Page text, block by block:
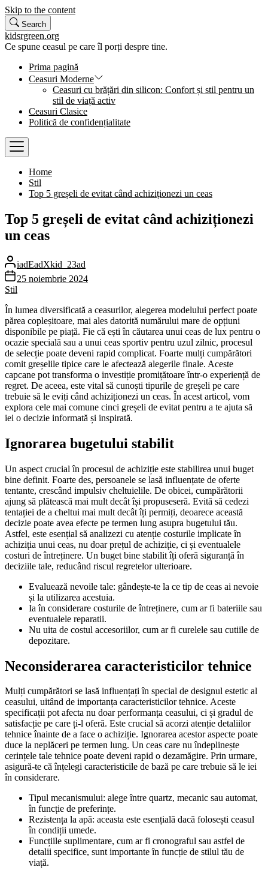
Skip to the content
Search
kidsrgreen.org
Ce spune ceasul pe care îl porți despre tine.
Prima pagină
Ceasuri Moderne
Ceasuri cu brățări din silicon: Confort și stil pentru un
stil de viață activ
Ceasuri Clasice
Politică de confidențialitate
Home
Stil
Top 5 greșeli de evitat când achiziționezi un ceas
Top 5 greșeli de evitat când achiziționezi
un ceas
iadEadXkid_23ad
25 noiembrie 2024
Stil
În lumea diversificată a ceasurilor, alegerea modelului perfect poate
părea copleșitoare, mai ales datorită numărului mare de opțiuni
disponibile pe piață. Fie că ești în căutarea unui ceas de lux pentru o
ocazie specială sau a unui ceas sportiv pentru uzul zilnic, procesul
de selecție poate deveni rapid complicat. Foarte mulți cumpărători
comit greșelile tipice care le afectează alegerile finale. Aceste
capcane pot transforma o investiție promițătoare într-o experiență de
regret. De aceea, este vital să cunoști tipurile de greșeli pe care
trebuie să le eviți când achiziționezi un ceas. În acest articol, vom
explora cele mai comune cinci greșeli de evitat pentru a te ajuta să
iei o decizie informată și inspirată.
Ignorarea bugetului stabilit
Un aspect crucial în procesul de achiziție este stabilirea unui buget
bine definit. Foarte des, persoanele se lasă influențate de oferte
tentante, crescând impulsiv cheltuielile. De obicei, cumpărătorii
ajung să plătească mai mult decât își propuseseră. Evită să cedezi
tentației de a cheltui mai mult decât îți permiți, deoarece această
decizie poate avea efecte pe termen lung asupra bugetului tău.
Astfel, este esențial să analizezi cu atenție costurile implicate în
achiziția unui ceas, nu doar prețul de achiziție, ci și eventualele
costuri de întreținere. Un buget bine stabilit îți oferă siguranță în
deciziile tale, reducând riscul regretelor ulterioare.
Evaluează nevoile tale: gândește-te la ce tip de ceas ai nevoie
și la utilizarea acestuia.
Ia în considerare costurile de întreținere, cum ar fi bateriile sau
eventualele reparatii.
Nu uita de costul accesoriilor, cum ar fi curelele sau cutiile de
depozitare.
Neconsiderarea caracteristicilor tehnice
Mulți cumpărători se lasă influențați în special de designul estetic al
ceasului, uitând de importanța caracteristicilor tehnice. Aceste
specificații pot afecta nu doar performanța ceasului, ci și gradul de
satisfacție pe care ți-l oferă. Este crucial să acorzi atenție detaliilor
tehnice înainte de a face o achiziție. Ignorarea acestor aspecte poate
duce la neplăceri pe termen lung. Un ceas care nu îndeplinește
cerințele tale tehnice poate deveni rapid o dezamăgire. Prin urmare,
asigură-te că înțelegi caracteristicile de bază pe care trebuie să le iei
în considerare.
Tipul mecanismului: alege între quartz, mecanic sau automat,
în funcție de preferințe.
Rezistența la apă: aceasta este esențială dacă folosești ceasul
în condiții umede.
Funcțiile suplimentare, cum ar fi cronograful sau astfel de
detalii specifice, sunt importante în funcție de stilul tău de
viață.